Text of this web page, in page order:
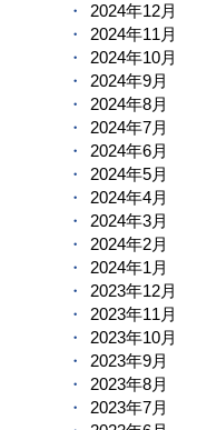
2024年12月
2024年11月
2024年10月
2024年9月
2024年8月
2024年7月
2024年6月
2024年5月
2024年4月
2024年3月
2024年2月
2024年1月
2023年12月
2023年11月
2023年10月
2023年9月
2023年8月
2023年7月